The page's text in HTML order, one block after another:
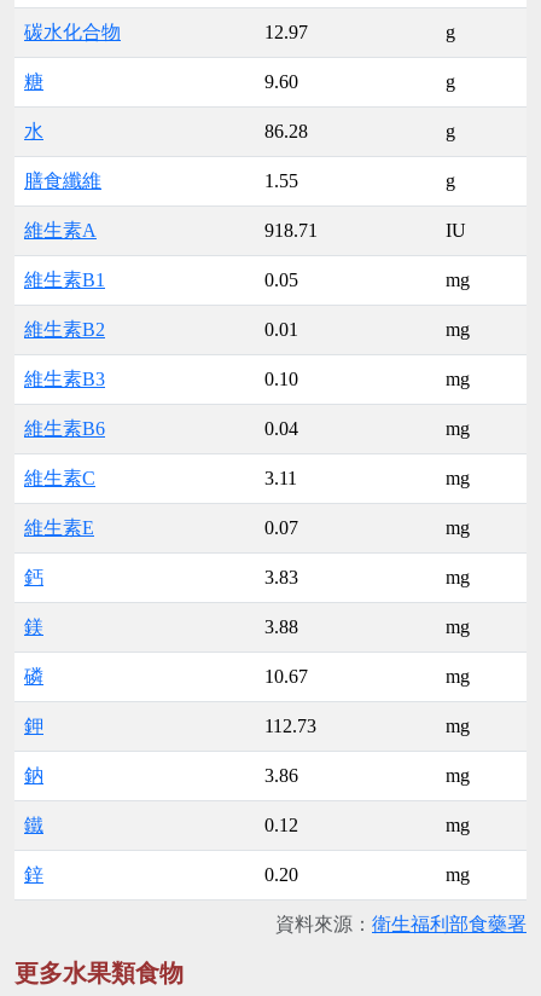
碳水化合物 12.97 g
糖 9.60 g
水 86.28 g
膳食纖維 1.55 g
維生素A 918.71 IU
維生素B1 0.05 mg
維生素B2 0.01 mg
維生素B3 0.10 mg
維生素B6 0.04 mg
維生素C 3.11 mg
維生素E 0.07 mg
鈣 3.83 mg
鎂 3.88 mg
磷 10.67 mg
鉀 112.73 mg
鈉 3.86 mg
鐵 0.12 mg
鋅 0.20 mg
資料來源： 衛生福利部食藥署
更多水果類食物